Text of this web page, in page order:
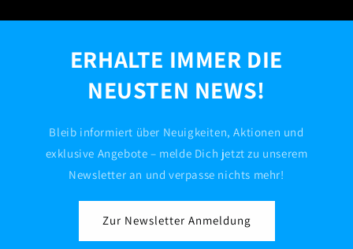
ERHALTE IMMER DIE
NEUSTEN NEWS!
Bleib informiert über Neuigkeiten, Aktionen und
exklusive Angebote – melde Dich jetzt zu unserem
Newsletter an und verpasse nichts mehr!
Zur Newsletter Anmeldung